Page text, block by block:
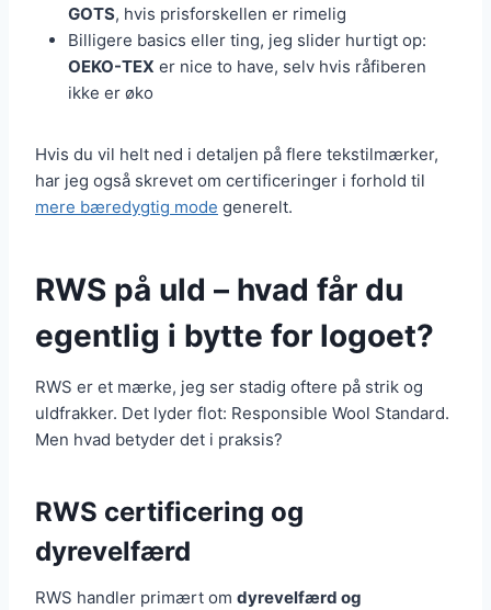
GOTS, hvis prisforskellen er rimelig
Billigere basics eller ting, jeg slider hurtigt op:
OEKO-TEX er nice to have, selv hvis råfiberen
ikke er øko
Hvis du vil helt ned i detaljen på flere tekstilmærker,
har jeg også skrevet om certificeringer i forhold til
mere bæredygtig mode generelt.
RWS på uld – hvad får du
egentlig i bytte for logoet?
RWS er et mærke, jeg ser stadig oftere på strik og
uldfrakker. Det lyder flot: Responsible Wool Standard.
Men hvad betyder det i praksis?
RWS certificering og
dyrevelfærd
RWS handler primært om dyrevelfærd og